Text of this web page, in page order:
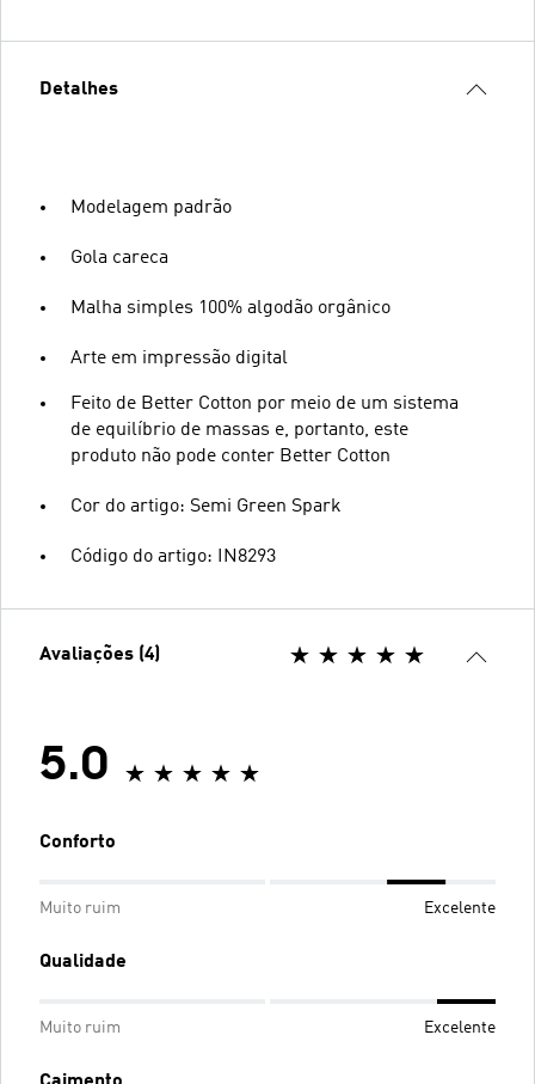
Detalhes
Modelagem padrão
Gola careca
Malha simples 100% algodão orgânico
Arte em impressão digital
Feito de Better Cotton por meio de um sistema
de equilíbrio de massas e, portanto, este
produto não pode conter Better Cotton
Cor do artigo: Semi Green Spark
Código do artigo: IN8293
Avaliações (4)
5.0
Conforto
Muito ruim Excelente
Qualidade
Muito ruim Excelente